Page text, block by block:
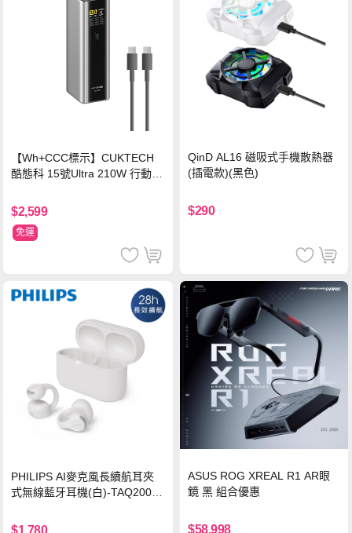
【Wh+CCC標示】CUKTECH
酷態科 15號Ultra 210W 行動電
$2,599
免運
QinD AL16 磁吸式手機散熱器
(插電款)(黑色)
$290
PHILIPS AI麥克風長續航耳夾
式無線藍牙耳機(白)-TAQ2000
ASUS ROG XREAL R1 AR眼
鏡 黑 組合優惠
$58,998